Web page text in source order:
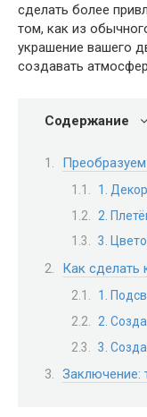
сделать более
том, как из
украшение вашего
создавать
Содержание
1.
2.
3.
Как сделать
1.
2.
3.
Заключение: